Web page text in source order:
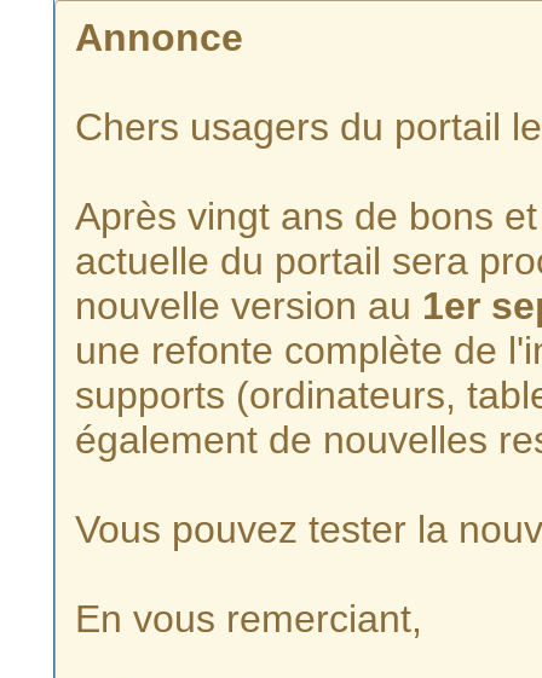
Annonce
Chers usagers du portail
Après vingt ans de bons
actuelle du portail sera
nouvelle version au 1er
une refonte complète de
supports (ordinateurs,
également de nouvelles
Vous pouvez tester la
En vous remerciant,